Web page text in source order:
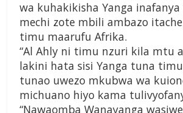
wa kuhakikisha Yanga
mechi zote mbili ambazo
timu maarufu Afrika.
“Al Ahly ni timu nzuri kila mtu
lakini hata sisi Yanga tuna
tunao uwezo mkubwa wa
michuano hiyo kama
“Nawaomba Wanayanga